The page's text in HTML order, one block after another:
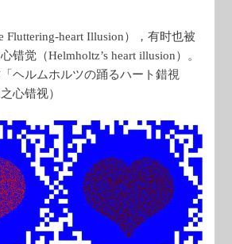
Fluttering-heart Illusion），有时也被
错觉（Helmholtz’s heart illusion）。
ヘルムホルツの踊るハート錯視
心错视）